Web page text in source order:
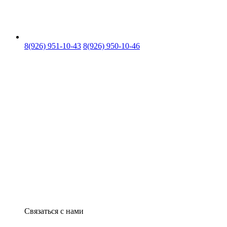
8(926) 951-10-43 8(926) 950-10-46
Связаться с нами